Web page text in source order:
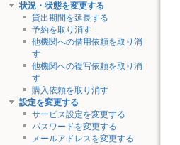
状況・状態を変更する
貸出期間を延長する
予約を取り消す
他機関への借用依頼を取り消
す
他機関への複写依頼を取り消
す
購入依頼を取り消す
設定を変更する
サービス設定を変更する
パスワードを変更する
メールアドレスを変更する